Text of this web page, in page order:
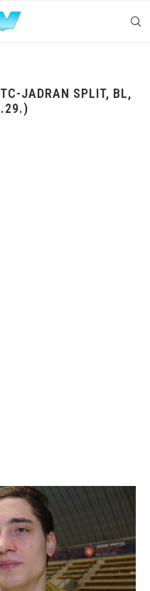
JADRAN SPLIT, BL,